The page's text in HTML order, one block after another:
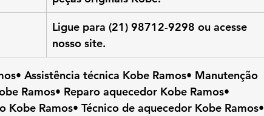
Ligue para (21) 98712-9298 ou acesse
nosso site.
Assistência técnica Kobe Ramos• Manutenção
Ramos• Reparo aquecedor Kobe Ramos•
Kobe Ramos• Técnico de aquecedor Kobe Ramos•